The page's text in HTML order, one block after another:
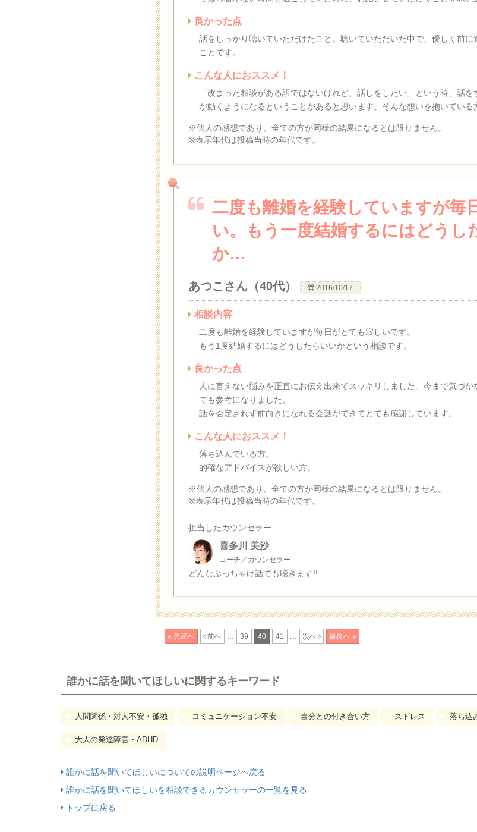
良かった点
話をしっかり聴いていただけたこと。聴いていただいた中で、優しく前
ことです。
こんな人におススメ！
「改まった相談がある訳ではないけれど、話しをしたい」という時、話
が動くようになるということがあると思います。そんな想いを抱いている
※個人の感想であり、全ての方が同様の結果になるとは限りません。
※表示年代は投稿当時の年代です。
二度も離婚を経験していますが毎
い。もう一度結婚するにはどうし
か…
あつこさん（40代） 2016/10/17
相談内容
二度も離婚を経験していますが毎日がとても寂しいです。
もう1度結婚するにはどうしたらいいかという相談です。
良かった点
人に言えない悩みを正直にお伝え出来てスッキリしました。今まで気づ
ても参考になりました。
話を否定されず前向きになれる会話ができてとても感謝しています。
こんな人におススメ！
落ち込んでいる方。
的確なアドバイスが欲しい方。
※個人の感想であり、全ての方が同様の結果になるとは限りません。
※表示年代は投稿当時の年代です。
担当したカウンセラー
喜多川 美沙
コーチ／カウンセラー
どんなぶっちゃけ話でも聴きます!!
先頭へ 前へ 39 40 41 次へ 最後へ
誰かに話を聞いてほしいに関するキーワード
人間関係・対人不安・孤独 コミュニケーション不安 自分との付き合い方 ストレス 落ち込
大人の発達障害・ADHD
誰かに話を聞いてほしいについての説明ページへ戻る
誰かに話を聞いてほしいを相談できるカウンセラーの一覧を見る
トップに戻る